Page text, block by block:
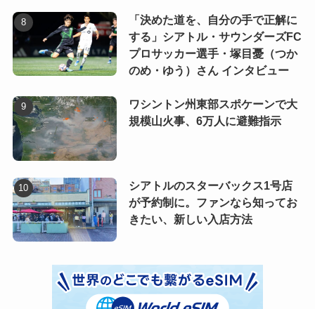
「決めた道を、自分の手で正解に
する」シアトル・サウンダーズFC
プロサッカー選手・塚目憂（つか
のめ・ゆう）さん インタビュー
ワシントン州東部スポケーンで大
規模山火事、6万人に避難指示
シアトルのスターバックス1号店
が予約制に。ファンなら知ってお
きたい、新しい入店方法